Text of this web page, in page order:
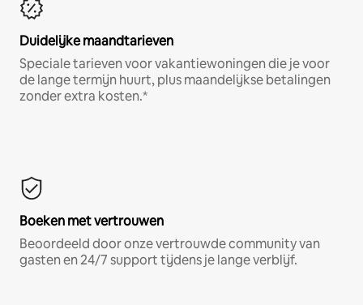
Duidelijke maandtarieven
Speciale tarieven voor vakantiewoningen die je voor
de lange termijn huurt, plus maandelijkse betalingen
zonder extra kosten.*
Boeken met vertrouwen
Beoordeeld door onze vertrouwde community van
gasten en 24/7 support tijdens je lange verblijf.